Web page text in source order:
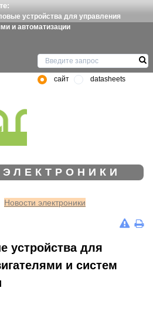
устройства для управления
и автоматизации
сайт datasheets
Новости электроники
устройства для
и систем